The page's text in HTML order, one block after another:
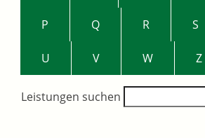
P Q R S
U V W Z
Leistungen suchen